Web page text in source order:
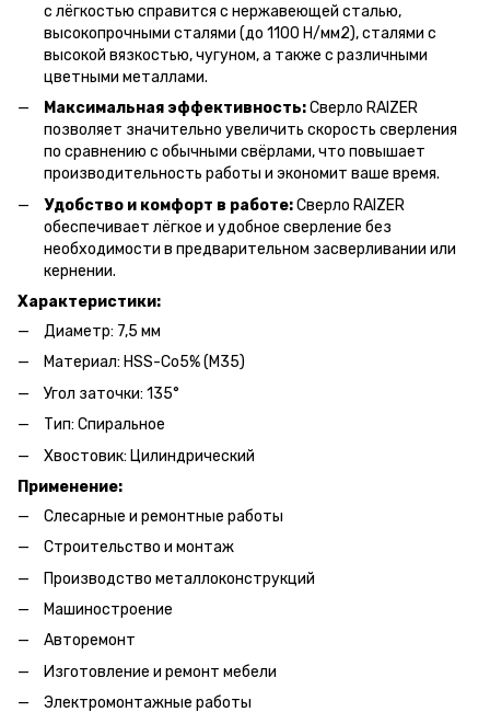
с лёгкостью справится с нержавеющей сталью,
высокопрочными сталями (до 1100 Н/мм2), сталями с
высокой вязкостью, чугуном, а также с различными
цветными металлами.
Максимальная эффективность:Сверло RAIZER
позволяет значительно увеличить скорость сверления
по сравнению с обычными свёрлами, что повышает
производительность работы и экономит ваше время.
Удобство и комфорт в работе:Сверло RAIZER
обеспечивает лёгкое и удобное сверление без
необходимости в предварительном засверливании или
кернении.
Характеристики:
Диаметр: 7,5 мм
Материал: HSS-Co5% (M35)
Угол заточки: 135°
Тип: Спиральное
Хвостовик: Цилиндрический
Применение:
Слесарные и ремонтные работы
Строительство и монтаж
Производство металлоконструкций
Машиностроение
Авторемонт
Изготовление и ремонт мебели
Электромонтажные работы